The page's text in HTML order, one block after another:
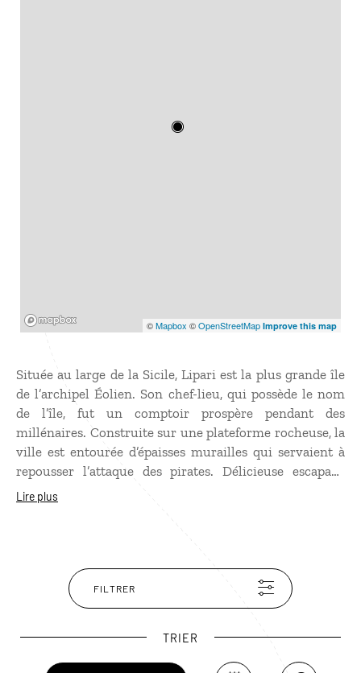
©Mapbox ©OpenStreetMap Improve this map
Située au large de la Sicile, Lipari est la plus grande île
de l’archipel Éolien. Son chef-lieu, qui possède le nom
de l’île, fut un comptoir prospère pendant des
millénaires. Construite sur une plateforme rocheuse, la
ville est entourée d’épaisses murailles qui servaient à
repousser l’attaque des pirates. Délicieuse escapade
insulaire, Lipari possède un merveilleux musée
cristalline, point de départ pour découvrir les autres
îles de l’archipel Éolien.
Lire plus
FILTRER
TRIER